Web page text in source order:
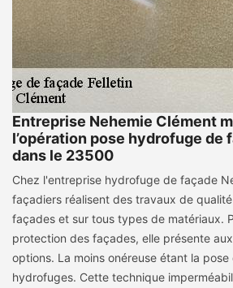
Entreprise Nehemie Clément
l’opération pose hydrofuge de
dans le 23500
Chez l'entreprise hydrofuge de façade
façadiers réalisent des travaux de
façades et sur tous types de matériaux.
protection des façades, elle présente
options. La moins onéreuse étant la
hydrofuges. Cette technique